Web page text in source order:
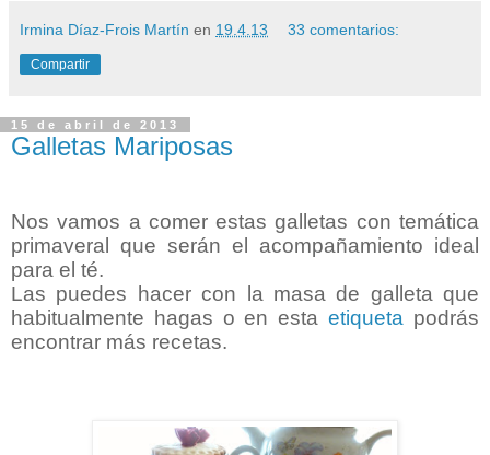
Irmina Díaz-Frois Martín en 19.4.13 33 comentarios:
Compartir
15 de abril de 2013
Galletas Mariposas
Nos vamos a comer estas galletas con temática
primaveral que serán el acompañamiento ideal
para el té.
Las puedes hacer con la masa de galleta que
habitualmente hagas o en estaetiqueta podrás
encontrar más recetas.